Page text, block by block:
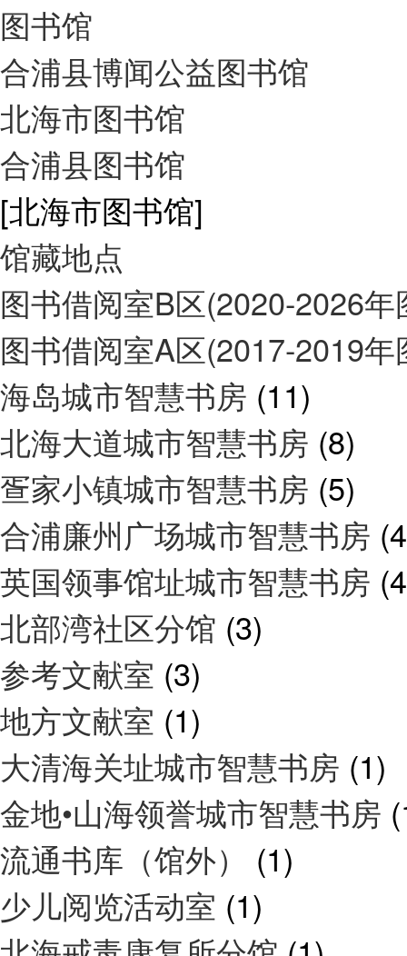
图书馆
合浦县博闻公益图书馆
北海市图书馆
合浦县图书馆
[北海市图书馆]
馆藏地点
图书借阅室B区(2020-2026
图书借阅室A区(2017-2019
海岛城市智慧书房 (11)
北海大道城市智慧书房 (8)
疍家小镇城市智慧书房 (5)
合浦廉州广场城市智慧书房
英国领事馆址城市智慧书房
北部湾社区分馆 (3)
参考文献室 (3)
地方文献室 (1)
大清海关址城市智慧书房 (1)
金地•山海领誉城市智慧书房
流通书库（馆外） (1)
少儿阅览活动室 (1)